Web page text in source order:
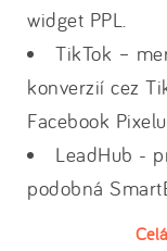
widget PPL.
TikTok –
konverzií cez
Facebook
LeadHub -
podobná